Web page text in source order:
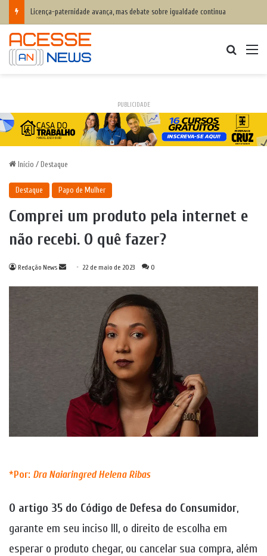
Licença-paternidade avança, mas debate sobre igualdade continua
PUBLICIDADE
Início / Destaque
Destaque Papo de Mulher
Comprei um produto pela internet e
não recebi. O quê fazer?
Redação News
Mande22 de maio de 2023 0
*Por: Dra Naiaringred Helena Ribas
O artigo 35 do Código de Defesa do Consumidor,
garante em seu inciso III, o direito de escolha em
esperar o produto chegar, ou cancelar sua compra, além